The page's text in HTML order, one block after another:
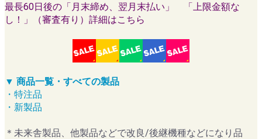
最長60日後の「月末締め、翌月末払い」 「上限金額な
し！」（審査有り）詳細はこちら
▼ 商品一覧・すべての製品
・特注品
・新製品
＊未来舎製品、他製品などで改良/後継機種などになり品